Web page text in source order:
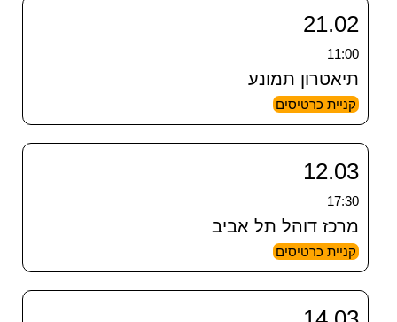
21.02
11:00
תיאטרון תמונע
קניית כרטיסים
12.03
17:30
מרכז דוהל תל אביב
קניית כרטיסים